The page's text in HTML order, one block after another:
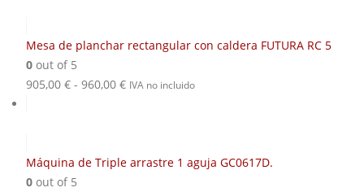
Mesa de planchar rectangular con caldera FUTURA RC 5
0 out of 5
905,00 € - 960,00 €Rango
905,00 €
IVA no incluido
Máquina de Triple arrastre 1 aguja GC0617D.
0 out of 5